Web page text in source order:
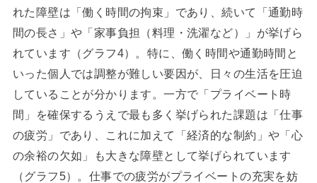
れた障壁は「働く時間の拘束」であり、続いて「通勤時
間の長さ」や「家事負担（料理・洗濯など）」が挙げら
れています（グラフ4）。特に、働く時間や通勤時間と
いった個人では調整が難しい要因が、日々の生活を圧迫
していることが分かります。一方で「プライベート時
間」を確保するうえで最も多く挙げられた課題は「仕事
の疲労」であり、これに加えて「経済的な制約」や「心
の余裕の欠如」も大きな障壁として挙げられています
（グラフ5）。仕事での疲労がプライベートの充実を妨